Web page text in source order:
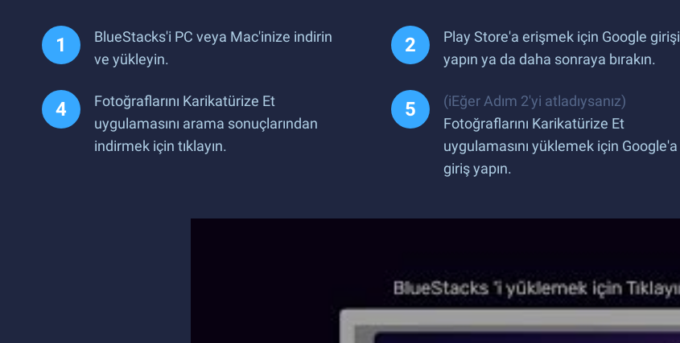
BlueStacks'i PC veya Mac'inize indirin
ve yükleyin.
Play Store'a erişmek için Google girişi
yapın ya da daha sonraya bırakın.
Fotoğraflarını Karikatürize Et
uygulamasını arama sonuçlarından
indirmek için tıklayın.
(iEğer Adım 2'yi atladıysanız)
Fotoğraflarını Karikatürize Et
uygulamasını yüklemek için Google'a
giriş yapın.